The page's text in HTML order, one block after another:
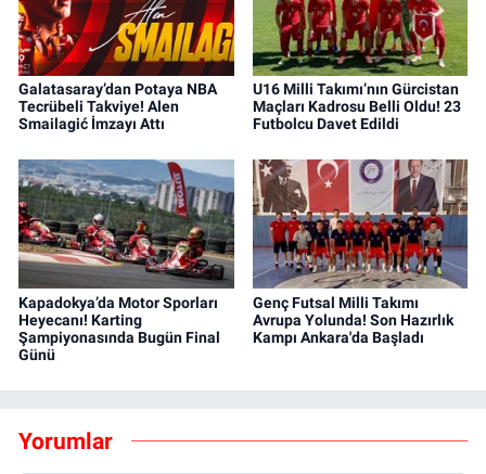
Galatasaray’dan Potaya NBA
Tecrübeli Takviye! Alen
Smailagić İmzayı Attı
U16 Milli Takımı’nın Gürcistan
Maçları Kadrosu Belli Oldu! 23
Futbolcu Davet Edildi
Kapadokya’da Motor Sporları
Heyecanı! Karting
Şampiyonasında Bugün Final
Günü
Genç Futsal Milli Takımı
Avrupa Yolunda! Son Hazırlık
Kampı Ankara'da Başladı
Yorumlar